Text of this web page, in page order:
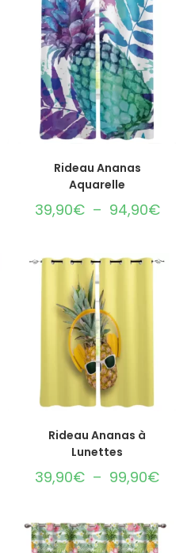
CHOIX DES OPTIONS
Rideau Ananas
Aquarelle
39,90€ – 94,90€
CHOIX DES OPTIONS
Rideau Ananas à
Lunettes
39,90€ – 99,90€